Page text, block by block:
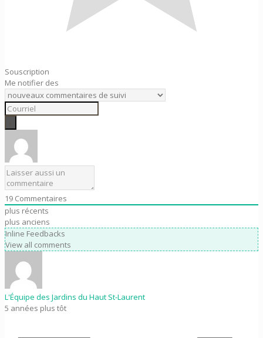
Souscription
Me notifier des
19 Commentaires
plus récents
plus anciens
Inline Feedbacks
View all comments
L'Équipe des Jardins du Haut St-Laurent
5 années plus tôt